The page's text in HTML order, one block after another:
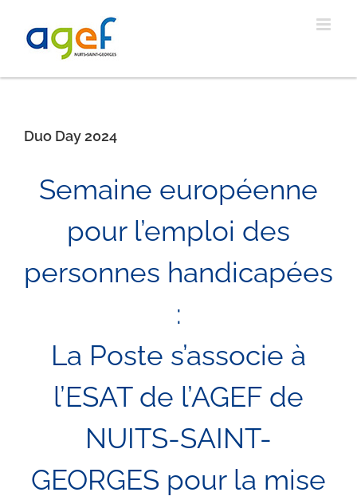
contenu
Duo Day 2024
Semaine européenne
pour l’emploi des
personnes handicapées
:
La Poste s’associe à
l’ESAT de l’AGEF de
NUITS-SAINT-
GEORGES pour la mise